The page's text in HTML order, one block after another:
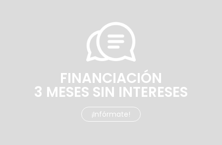
FINANCIACIÓN
3 MESES SIN INTERESES
¡Infórmate!